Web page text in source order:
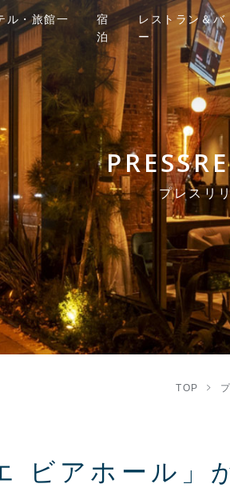
ル・旅館一
宿
泊
レストラン＆バ
ー
プレスリ
TOP
ビアホール」